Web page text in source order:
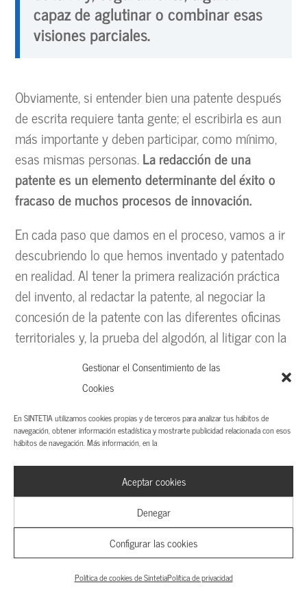
Gestionar el Consentimiento de las
Cookies
En SINTETIA utilizamos cookies propias y de terceros para analizar tus hábitos de
navegación, obtener información estadística y mostrarte publicidad relacionada con esos
hábitos de navegación. Más información, en la
Aceptar cookies
Denegar
Configurar las cookies
Política de cookies de SintetiaPolítica de privacidad
capaz de aglutinar o combinar esas
visiones parciales.
Obviamente, si entender bien una patente después
de escrita requiere tanta gente; el escribirla es aun
más importante y deben participar, como mínimo,
esas mismas personas.La redacción de una
patente es un elemento determinante del éxito o
fracaso de muchos procesos de innovación.
En cada paso que damos en el proceso, vamos a ir
descubriendo lo que hemos inventado y patentado
en realidad. Al tener la primera realización práctica
del invento, al redactar la patente, al negociar la
concesión de la patente con las diferentes oficinas
territoriales y, la prueba del algodón, al litigar con la
patente, o al querer licenciarla o venderla. Pero no
nos adelantemos en la historia.
¿Esta innovación y estas
patentes, para qué
sirven?
En paralelo al proceso de invención y de solicitud
de patente, el equipo de innovación trata de
conocer cómo aplicar en situaciones reales el
invento. Las personas del equipo que están en
contacto con los usuarios y resto de agentes del